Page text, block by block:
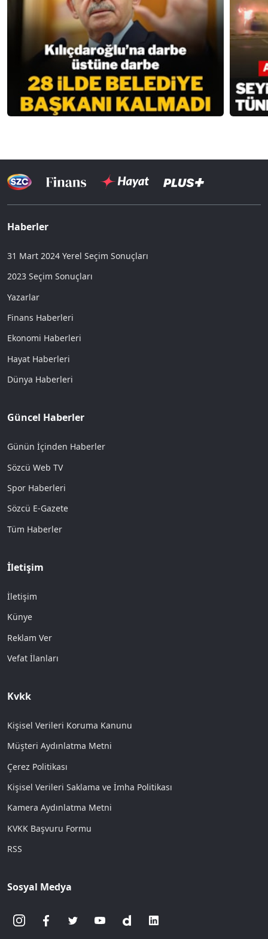
Haberler
31 Mart 2024 Yerel Seçim Sonuçları
2023 Seçim Sonuçları
Yazarlar
Finans Haberleri
Ekonomi Haberleri
Hayat Haberleri
Dünya Haberleri
Güncel Haberler
Günün İçinden Haberler
Sözcü Web TV
Spor Haberleri
Sözcü E-Gazete
Tüm Haberler
İletişim
İletişim
Künye
Reklam Ver
Vefat İlanları
Kvkk
Kişisel Verileri Koruma Kanunu
Müşteri Aydınlatma Metni
Çerez Politikası
Kişisel Verileri Saklama ve İmha Politikası
Kamera Aydınlatma Metni
KVKK Başvuru Formu
RSS
Sosyal Medya